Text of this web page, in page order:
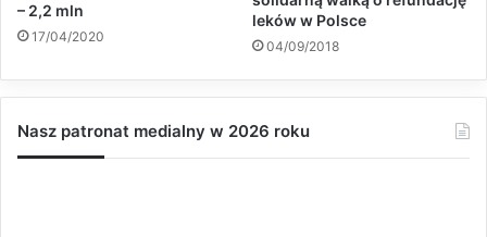
– 2,2 mln
17/04/2020
leków w Polsce
04/09/2018
Nasz patronat medialny w 2026 roku